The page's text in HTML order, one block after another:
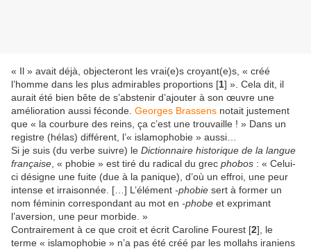
« Il » avait déjà, objecteront les vrai(e)s croyant(e)s, « créé
l’homme dans les plus admirables proportions [1] ». Cela dit, il
aurait été bien bête de s’abstenir d’ajouter à son œuvre une
amélioration aussi féconde. Georges Brassens notait justement
que « la courbure des reins, ça c’est une trouvaille ! » Dans un
registre (hélas) différent, l’« islamophobie » aussi…
Si je suis (du verbe suivre) le Dictionnaire historique de la langue
française , « phobie » est tiré du radical du grec phobos : « Celui-
ci désigne une fuite (due à la panique), d’où un effroi, une peur
intense et irraisonnée. […] L’élément -phobie sert à former un
nom féminin correspondant au mot en -phobe et exprimant
l’aversion, une peur morbide. »
Contrairement à ce que croit et écrit Caroline Fourest [2], le
terme « islamophobie » n’a pas été créé par les mollahs iraniens